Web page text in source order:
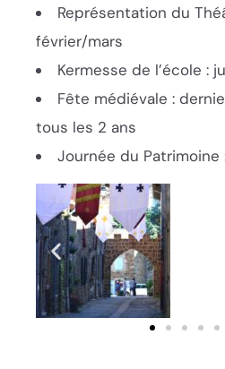
Représentation du
février/mars
Kermesse de l’école :
Fête médiévale :
tous les 2 ans
Journée du